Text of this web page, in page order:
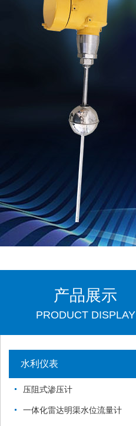
产品展示
PRODUCT DISPLAY
水利仪表
压阻式渗压计
一体化雷达明渠水位流量计